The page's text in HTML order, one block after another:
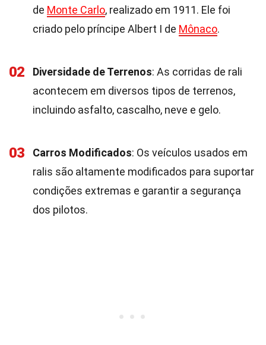
de Monte Carlo, realizado em 1911. Ele foi
criado pelo príncipe Albert I de Mônaco.
02 Diversidade de Terrenos: As corridas de rali
acontecem em diversos tipos de terrenos,
incluindo asfalto, cascalho, neve e gelo.
03 Carros Modificados: Os veículos usados em
ralis são altamente modificados para suportar
condições extremas e garantir a segurança
dos pilotos.